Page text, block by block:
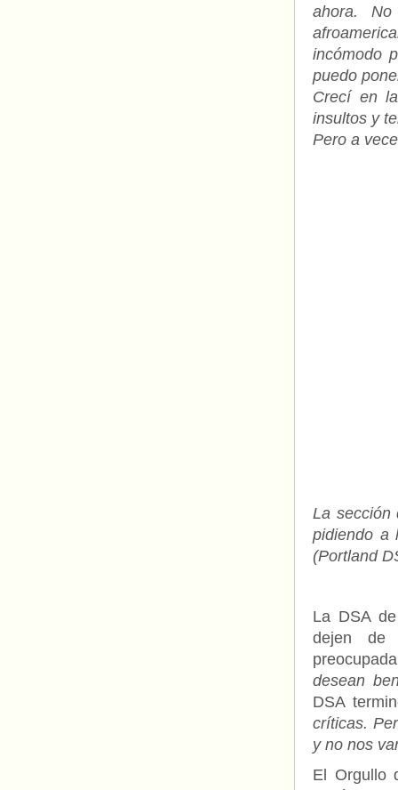
ahora.
incómodo
puedo
Crecí en
insultos y
Pero a
La sección
pidiendo a
(Portland
La DSA
dejen de
desean
DSA
críticas.
y no nos
El Orgullo